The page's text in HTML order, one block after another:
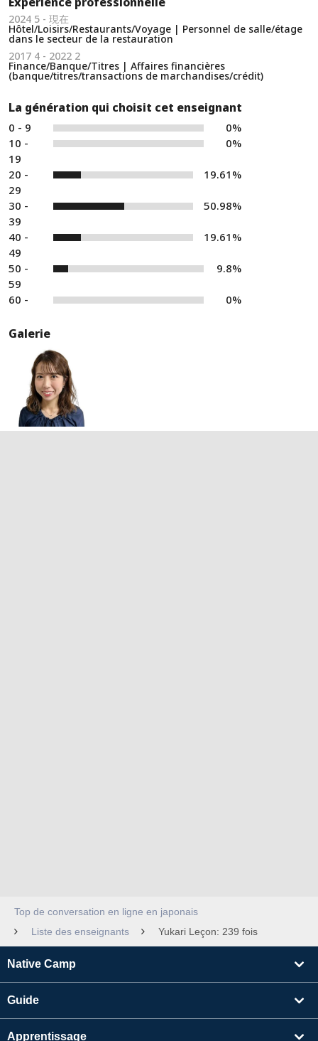
2024 5 - 現在
Hôtel/Loisirs/Restaurants/Voyage | Personnel de salle/étage
dans le secteur de la restauration
2017 4 - 2022 2
Finance/Banque/Titres | Affaires financières
(banque/titres/transactions de marchandises/crédit)
La génération qui choisit cet enseignant
0 - 9
0%
10 -
19
0%
20 -
29
19.61%
30 -
39
50.98%
40 -
49
19.61%
50 -
59
9.8%
60 - 0%
Galerie
Top de conversation en ligne en japonais
Liste des enseignants
Yukari Leçon: 239 fois
Native Camp
Guide
Apprentissage